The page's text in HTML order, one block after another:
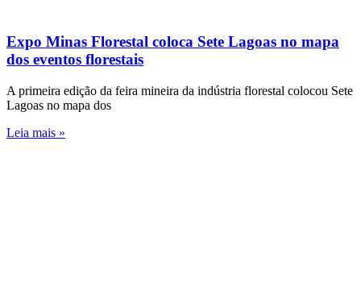
Expo Minas Florestal coloca Sete Lagoas no mapa
dos eventos florestais
A primeira edição da feira mineira da indústria florestal colocou Sete
Lagoas no mapa dos
Leia mais »